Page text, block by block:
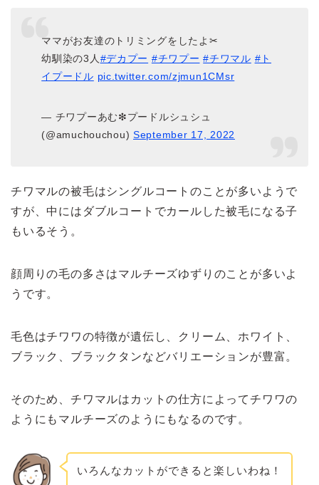
ママがお友達のトリミングをしたよ✂︎
幼馴染の3人#デカプー #チワプー #チワマル #ト
イプードル pic.twitter.com/zjmun1CMsr
— チワプーあむ❇︎プードルシュシュ
(@amuchouchou) September 17, 2022
チワマルの被毛はシングルコートのことが多いようで
すが、中にはダブルコートでカールした被毛になる子
もいるそう。
顔周りの毛の多さはマルチーズゆずりのことが多いよ
うです。
毛色はチワワの特徴が遺伝し、クリーム、ホワイト、
ブラック、ブラックタンなどバリエーションが豊富。
そのため、チワマルはカットの仕方によってチワワの
ようにもマルチーズのようにもなるのです。
いろんなカットができると楽しいわね！